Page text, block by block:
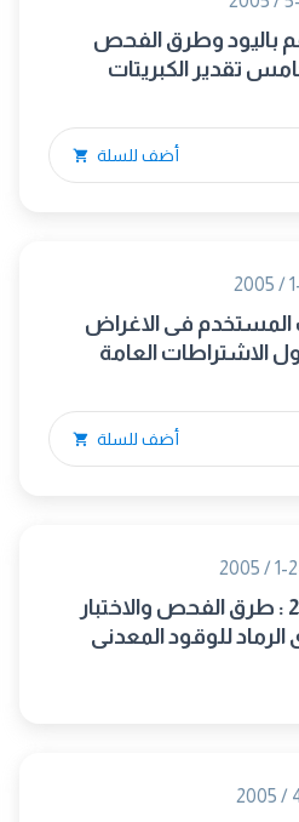
باليود وطرق الفحص
أضف للسلة
فى الاغراض
الاشتراطات العامة
أضف للسلة
كوك المسابك ج 2 : طرق الفحص والاختبار
الرماد للوقود المعدنى